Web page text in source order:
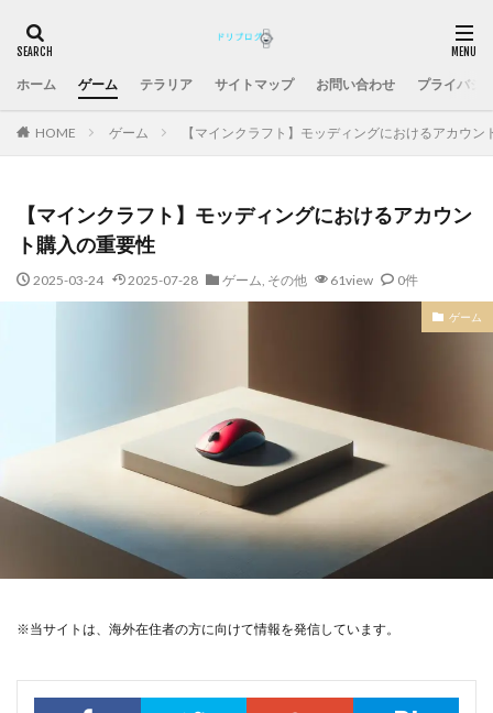
ホーム ゲーム テラリア サイトマップ お問い合わせ プライバシ
HOME ゲーム 【マインクラフト】モッディングにおけるアカウン
【マインクラフト】モッディングにおけるアカウン
ト購入の重要性
2025-03-24 2025-07-28 ゲーム, その他 61view 0件
ゲーム
※当サイトは、海外在住者の方に向けて情報を発信しています。